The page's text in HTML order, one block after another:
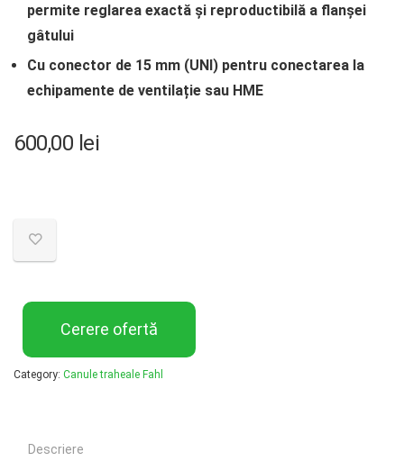
permite reglarea exactă și reproductibilă a flanșei
gâtului
Cu conector de 15 mm (UNI) pentru conectarea la
echipamente de ventilație sau HME
600,00 lei
Cerere ofertă
Category: Canule traheale Fahl
Descriere